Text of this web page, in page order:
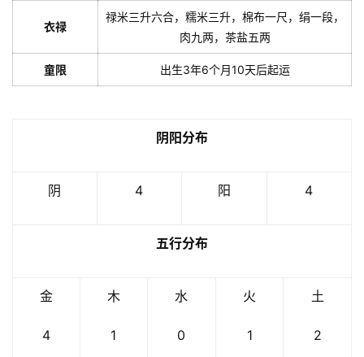
衣禄
禄米三升六合，糯米三升，棉布一尺，绢一段，
肉九两，茶盐五两
童限 出生3年6个月10天后起运
阴阳分布
阴 4 阳 4
五行分布
金
4
木
1
水
0
火
1
土
2